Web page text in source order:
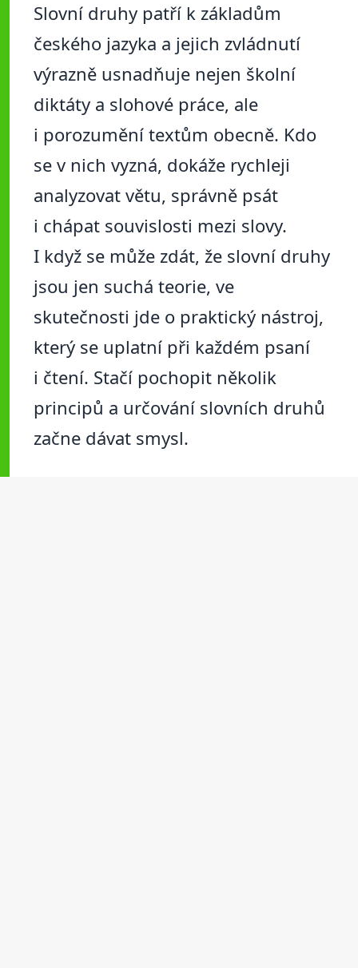
Slovní druhy patří k základům
českého jazyka a jejich zvládnutí
výrazně usnadňuje nejen školní
diktáty a slohové práce, ale
i porozumění textům obecně. Kdo
se v nich vyzná, dokáže rychleji
analyzovat větu, správně psát
i chápat souvislosti mezi slovy.
I když se může zdát, že slovní druhy
jsou jen suchá teorie, ve
skutečnosti jde o praktický nástroj,
který se uplatní při každém psaní
i čtení. Stačí pochopit několik
principů a určování slovních druhů
začne dávat smysl.